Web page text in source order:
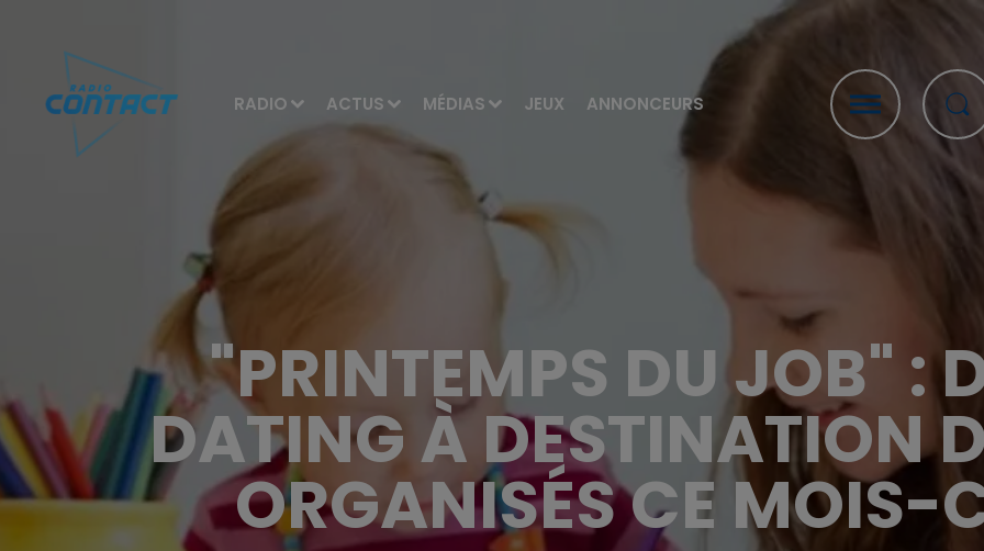
RADIO ACTUS MÉDIAS JEUX ANNONCEURS
"PRINTEMPS DU JOB" :
DATING À DESTINATION
ORGANISÉS CE MOIS-